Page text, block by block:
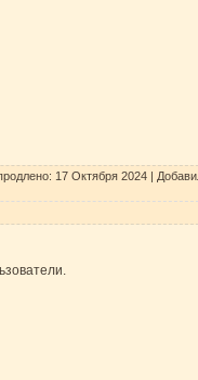
17 Октября 2024|